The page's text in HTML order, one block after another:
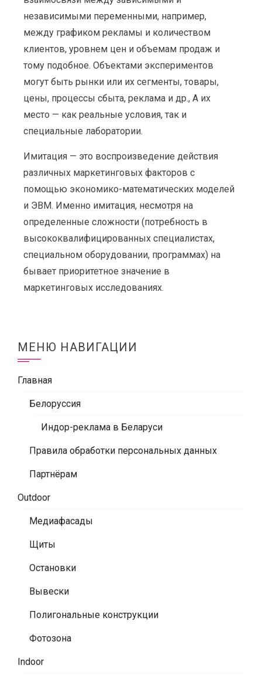
независимыми переменными, например,
между графиком рекламы и количеством
клиентов, уровнем цен и объемам продаж и
тому подобное. Объектами экспериментов
могут быть рынки или их сегменты, товары,
цены, процессы сбыта, реклама и др., А их
место — как реальные условия, так и
специальные лаборатории.
Имитация — это воспроизведение действия
различных маркетинговых факторов с
помощью экономико-математических моделей
и ЭВМ. Именно имитация, несмотря на
определенные сложности (потребность в
высококвалифицированных специалистах,
специальном оборудовании, программах) на
бывает приоритетное значение в
маркетинговых исследованиях.
МЕНЮ НАВИГАЦИИ
Главная
Белоруссия
Индор-реклама в Беларуси
Правила обработки персональных данных
Партнёрам
Outdoor
Медиафасады
Щиты
Остановки
Вывески
Полигональные конструкции
Фотозона
Indoor